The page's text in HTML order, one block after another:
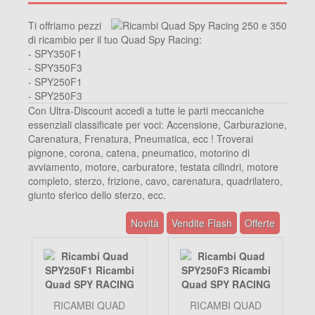
Ti offriamo pezzi
di ricambio per il tuo Quad Spy Racing:
- SPY350F1
- SPY350F3
- SPY250F1
- SPY250F3
Con Ultra-Discount accedi a tutte le parti meccaniche
essenziali classificate per voci: Accensione, Carburazione,
Carenatura, Frenatura, Pneumatica, ecc ! Troverai
pignone, corona, catena, pneumatico, motorino di
avviamento, motore, carburatore, testata cilindri, motore
completo, sterzo, frizione, cavo, carenatura, quadrilatero,
giunto sferico dello sterzo, ecc.
Novità
Vendite Flash Offerte
RICAMBI QUAD
RICAMBI QUAD